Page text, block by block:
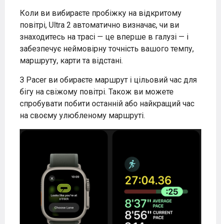
Коли ви вибираєте пробіжку на відкритому
повітрі, Ultra 2 автоматично визначає, чи ви
знаходитесь на трасі — це вперше в галузі — і
забезпечує неймовірну точність вашого темпу,
маршруту, карти та відстані.
З Pacer ви обираєте маршрут і цільовий час для
бігу на свіжому повітрі. Також ви можете
спробувати побити останній або найкращий час
на своєму улюбленому маршруті.